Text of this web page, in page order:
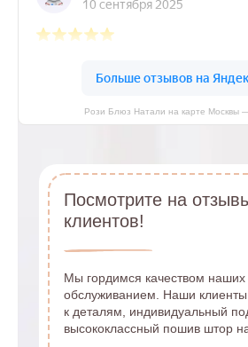
Рози Блюз Натали на карте Москвы
Посмотрите на
клиентов!
Мы гордимся качеством наших
обслуживанием. Наши
к деталям, индивидуальный
высококлассный пошив штор